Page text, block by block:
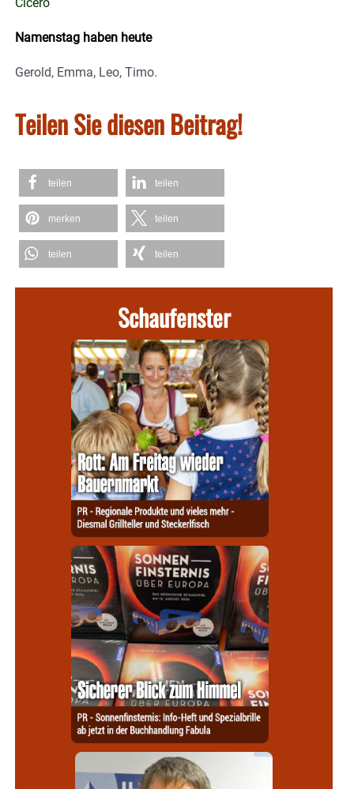
Cicero
Namenstag haben heute
Gerold, Emma, Leo, Timo.
Teilen Sie diesen Beitrag!
teilen teilen
merken teilen
teilen teilen
Schaufenster